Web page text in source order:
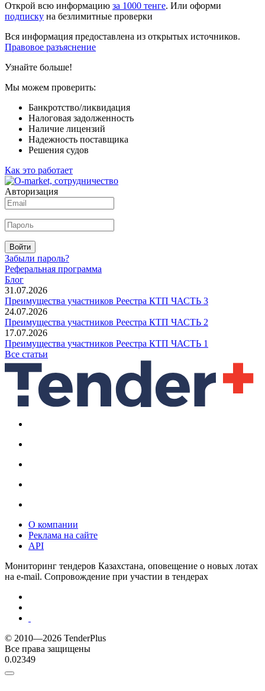
Открой всю информацию за 1000 тенге. Или оформи
подписку на безлимитные проверки
Вся информация предоставлена из открытых источников.
Правовое разъяснение
Узнайте больше!
Мы можем проверить:
Банкротство/ликвидация
Налоговая задолженность
Наличие лицензий
Надежность поставщика
Решения судов
Как это работает
Авторизация
Войти
Забыли пароль?
Реферальная программа
Блог
31.07.2026
Преимущества участников Реестра КТП ЧАСТЬ 3
24.07.2026
Преимущества участников Реестра КТП ЧАСТЬ 2
17.07.2026
Преимущества участников Реестра КТП ЧАСТЬ 1
Все статьи
О компании
Реклама на сайте
API
Мониторинг тендеров Казахстана, оповещение о новых лотах
на e-mail. Сопровождение при участии в тендерах
© 2010—2026 TenderPlus
Все права защищены
0.02349